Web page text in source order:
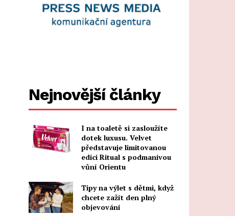
Nejnovější články
I na toaletě si zasloužíte
dotek luxusu. Velvet
představuje limitovanou
edici Ritual s podmanivou
vůní Orientu
Tipy na výlet s dětmi, když
chcete zažít den plný
objevování